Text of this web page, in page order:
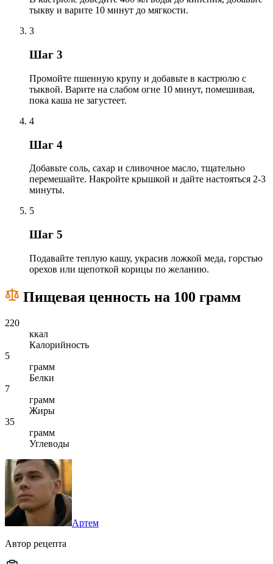
тыкву и варите 10 минут до мягкости.
3
Шаг 3
Промойте пшенную крупу и добавьте в кастрюлю с
тыквой. Варите на слабом огне 10 минут, помешивая,
пока каша не загустеет.
4
Шаг 4
Добавьте соль, сахар и сливочное масло, тщательно
перемешайте. Накройте крышкой и дайте настояться 2-3
минуты.
5
Шаг 5
Подавайте теплую кашу, украсив ложкой меда, горстью
орехов или щепоткой корицы по желанию.
Пищевая ценность на 100 грамм
220
ккал
Калорийность
5
грамм
Белки
7
грамм
Жиры
35
грамм
Углеводы
Артем
Автор рецепта